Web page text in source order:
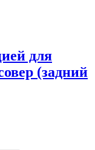
для
(задний